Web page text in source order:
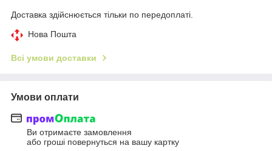
Доставка здійснюється тільки по передоплаті.
Нова Пошта
Всі умови доставки
Умови оплати
Ви отримаєте замовлення
або гроші повернуться на вашу картку